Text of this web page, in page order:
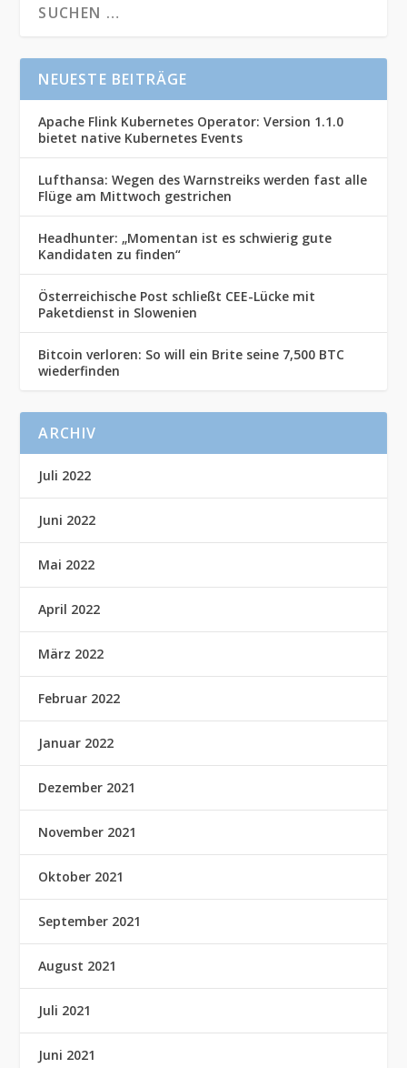
NEUESTE BEITRÄGE
Apache Flink Kubernetes Operator: Version 1.1.0
bietet native Kubernetes Events
Lufthansa: Wegen des Warnstreiks werden fast alle
Flüge am Mittwoch gestrichen
Headhunter: „Momentan ist es schwierig gute
Kandidaten zu finden“
Österreichische Post schließt CEE-Lücke mit
Paketdienst in Slowenien
Bitcoin verloren: So will ein Brite seine 7,500 BTC
wiederfinden
ARCHIV
Juli 2022
Juni 2022
Mai 2022
April 2022
März 2022
Februar 2022
Januar 2022
Dezember 2021
November 2021
Oktober 2021
September 2021
August 2021
Juli 2021
Juni 2021